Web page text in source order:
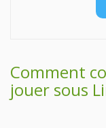
Comment
jouer sous